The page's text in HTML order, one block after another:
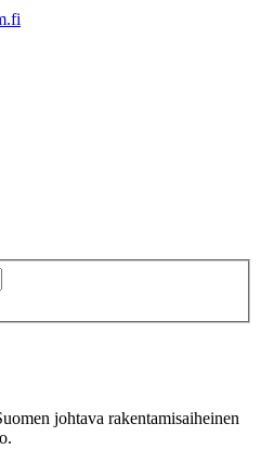
johtava rakentamisaiheinen